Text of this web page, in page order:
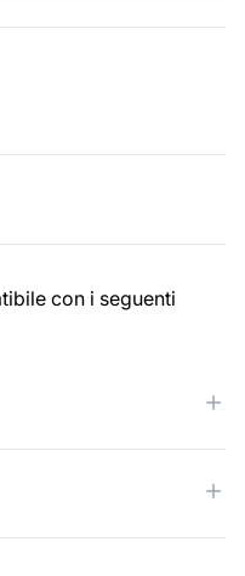
con i seguenti